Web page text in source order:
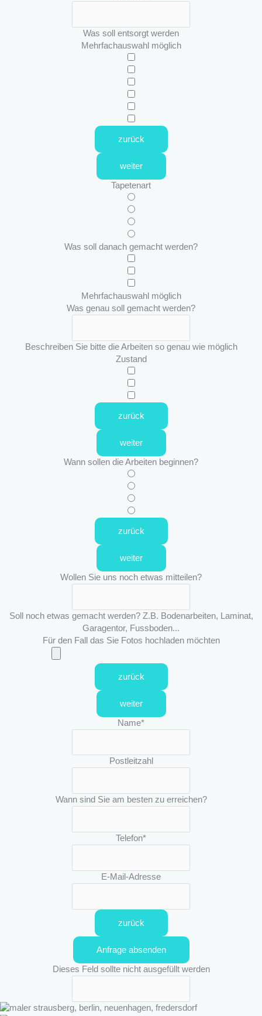
Was soll entsorgt werden
Mehrfachauswahl möglich
zurück
weiter
Tapetenart
Was soll danach gemacht werden?
Mehrfachauswahl möglich
Was genau soll gemacht werden?
Beschreiben Sie bitte die Arbeiten so genau wie möglich
Zustand
zurück
weiter
Wann sollen die Arbeiten beginnen?
zurück
weiter
Wollen Sie uns noch etwas mitteilen?
Soll noch etwas gemacht werden? Z.B. Bodenarbeiten, Laminat,
Garagentor, Fussboden...
Für den Fall das Sie Fotos hochladen möchten
zurück
weiter
Name*
Postleitzahl
Wann sind Sie am besten zu erreichen?
Telefon*
E-Mail-Adresse
zurück
Anfrage absenden
Dieses Feld sollte nicht ausgefüllt werden